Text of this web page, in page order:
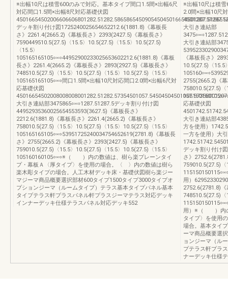
※出幅10尺は積雪600のみで対応。基本タイプ間口1.5間×出幅6尺
対応間口1.5間×出幅8尺対応基礎伏図
デッキ割り付け図1725240025654652212.6(1881.8)《幕板長
さ》2261.4(2665.2)《幕板長さ》2393(2427.5)《幕板長さ》
7590449510.5(27.5)〈15.5〉10.5(27.5)〈15.5〉10.5(27.5)
〈15.5〉
105165165105⇦⇨44952900233025653602212.6(1881.8)《幕板
長さ》2261.4(2665.2)《幕板長さ》2893(2927.5)《幕板長さ》
748510.5(27.5)〈15.5〉10.5(27.5)〈15.5〉10.5(27.5)〈15.5〉
105165165105⇦⇨間口1.5間×出幅10尺対応間口2.0間×出幅6尺対
応基礎伏図
大引き連結部3475865⇦⇨1287.51287.5デッキ割り付け図
44952935360025654553593(3627.5)《幕板長さ》
2212.6(1881.8)《幕板長さ》2261.4(2665.2)《幕板長さ》
758010.5(27.5)〈15.5〉10.5(27.5)〈15.5〉10.5(27.5)〈15.5〉
105165165105⇦⇨53951725240034754652619(2781.8)《幕板長
さ》2755(2665.2)《幕板長さ》2393(2427.5)《幕板長さ》
759010.5(27.5)〈15.5〉10.5(27.5)〈15.5〉10.5(27.5)〈15.5〉
105160160105⇦⇨※（ ）内の数値は、樹ら楽プレーンタイ
プ・幕板Ａ〈厚タイプ〉を使用の場合。〈 〉内の数値は樹ら
楽木彫タイプの場合。人工木材デッキ床・基礎伏図樹ら楽ジー
マジーマ商品概要選択部材600タイプ1500タイプ3000タイプオ
プションジーマ（ルームタイプ）テラス基本タイプパネル基本
タイプテラス軒プラスパネル軒プラスジーマテラス対応デッキ
インナーデッキ仕様テラスパネル対応デッキ552
※出幅10尺は積雪
2.0間×出幅10尺
大引き連結部
大引き連結部
《幕板長さ》
10.5(27.5)〈15.5
2755(2665.2)《
758010.5(27.5)
応基礎伏図
大引き連結部
方を使用）
一方を使用）大
デッキ割り付け
さ》
759010.5(27.5)
用）
2752.6(2781.8)
748510.5(27.5)
用）※（ ）内の
タイプ〉を使用
場合。基本タイ
ーマ商品概要選
ョンジーマ（ル
プテラス軒プラ
ナーデッキ仕様